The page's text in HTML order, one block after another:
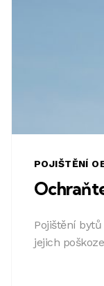
POJIŠTĚNÍ
Pojištění
jejich